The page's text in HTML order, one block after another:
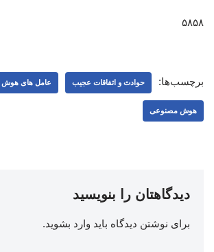
۵۸۵۸
برچسب‌ها: حوادث و اتفاقات عجیب عامل‌ های
هوش مصنوعی
دیدگاهتان را بنویسید
برای نوشتن دیدگاه باید وارد بشوید.